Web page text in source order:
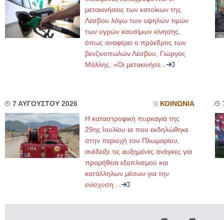
μετακινήσεις των κατοίκων της
Λέσβου λόγω των υψηλών τιμών
των υγρών καυσίμων κίνησης,
όπως αναφέρει ο πρόεδρος των
βενζινοπωλών Λέσβου, Γιώργος
Μάλλης. «Οι μετακινήσε...
7 ΑΥΓΟΥΣΤΟΥ 2026 ΚΟΙΝΩΝΙΑ
Η καταστροφική πυρκαγιά της
29ης Ιουλίου εε που εκδηλώθηκε
στην περιοχή του Πλωμαρίου,
ανέδειξε τις αυξημένες ανάγκες για
προμήθεια εξοπλισμού και
κατάλληλων μέσων για την
ενίσχυση ...